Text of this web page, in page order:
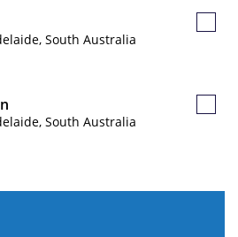
South Australia
South Australia